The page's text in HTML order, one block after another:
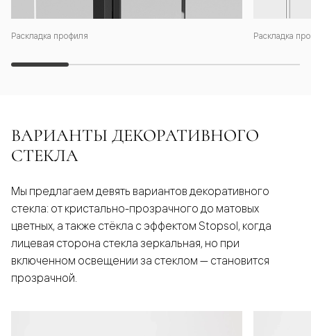
Раскладка профиля Раскладка
ВАРИАНТЫ ДЕКОРАТИВНОГО
СТЕКЛА
Мы предлагаем девять вариантов декоративного
стекла: от кристально-прозрачного до матовых
цветных, а также стёкла с эффектом Stopsol, когда
лицевая сторона стекла зеркальная, но при
включенном освещении за стеклом — становится
прозрачной.